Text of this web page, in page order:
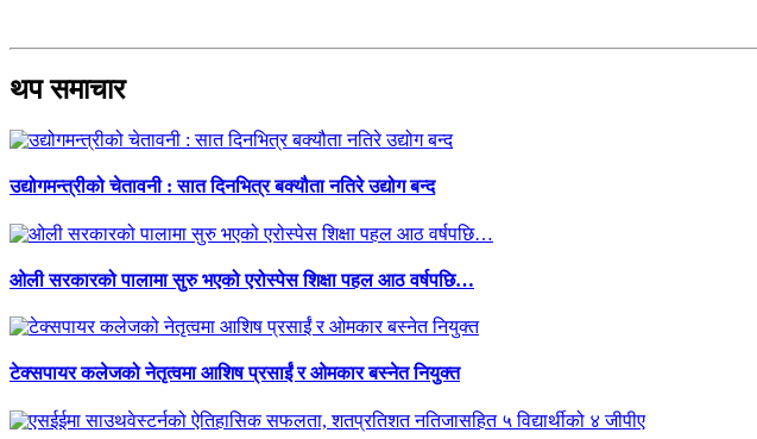
थप समाचार
उद्योगमन्त्रीको चेतावनी : सात दिनभित्र बक्यौता नतिरे उद्योग बन्द
ओली सरकारको पालामा सुरु भएको एरोस्पेस शिक्षा पहल आठ वर्षपछि…
टेक्सपायर कलेजको नेतृत्वमा आशिष प्रसाईं र ओमकार बस्नेत नियुक्त